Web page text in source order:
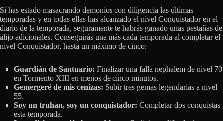
Si has estado masacrando demonios con diligencia las últimas
temporadas y en todas ellas has alcanzado el nivel Conquistador en el
diario de la temporada, seguramente te habrás ganado unas pestañas de
alijo adicionales. Conseguirás una más cada temporada al completar el
nivel Conquistador, hasta un máximo de cinco:
Guardián de Santuario: Finalizar una falla nephalem de nivel 70
en Tormento XIII en menos de cinco minutos.
Gemergeré de mis cenizas: Subir tres gemas legendarias a nivel
55.
Soy un truhan, soy un conquistador: Completar dos conquistas
esta temporada.